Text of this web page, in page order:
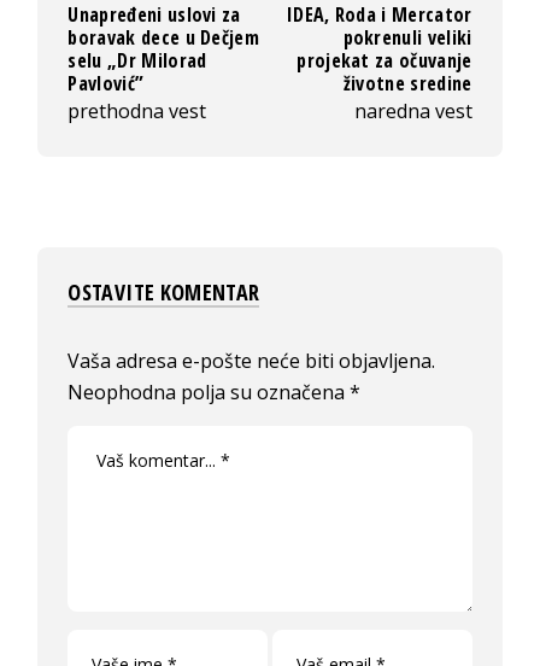
Unapređeni uslovi za
boravak dece u Dečjem
selu „Dr Milorad
Pavlović”
prethodna vest
IDEA, Roda i Mercator
pokrenuli veliki
projekat za očuvanje
životne sredine
naredna vest
OSTAVITE KOMENTAR
Vaša adresa e-pošte neće biti objavljena.
Neophodna polja su označena*